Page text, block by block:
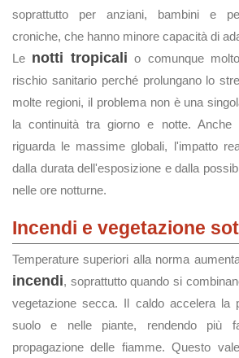
soprattutto per anziani, bambini e
croniche, che hanno minore capacità di
Le notti tropicali o comunque
rischio sanitario perché prolungano lo
molte regioni, il problema non è una
la continuità tra giorno e notte. Anche
riguarda le massime globali, l'impatto
dalla durata dell'esposizione e dalla
nelle ore notturne.
Incendi e vegetazione
Temperature superiori alla norma
incendi, soprattutto quando si
vegetazione secca. Il caldo accelera la
suolo e nelle piante, rendendo più
propagazione delle fiamme. Questo